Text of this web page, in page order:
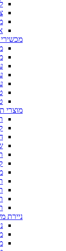
מוצרי
ניירת